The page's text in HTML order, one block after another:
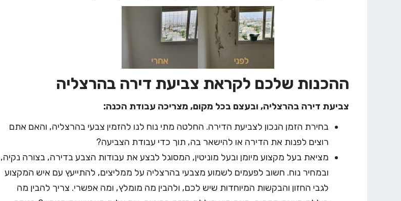
ההכנות שלכם לקראת צביעת דירה בהרצליה
צביעת דירה בהרצליה, ובעצם בכל מקום, מצריכה עבודת הכנה:
בחירת הזמן הנכון לצביעת הדירה. החלטה מתי נוח לנו להזמין צבעי בהרצליה, והאם אתם
רוצים לפנות את הדירה או להישאר בה, תוך כדי עבודת הצביעה?
מציאת בעל מקצוע מיומן ובעל מוניטין, המסוגל לבצע את עבודות הצבע בדירה, בצורה נקיה,
ובמחיר נוח. חשוב לפעמים לשמוע מצבעי בהרצליה על ממליצים, להתייעץ עם איש המקצוע
לגבי החזון והבקשות המיוחדות שיש לכם, ולהבין מה מומלץ, ומה אפשרי. צריך להבין מה